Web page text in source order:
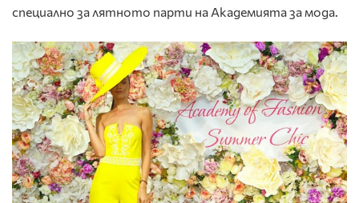
специално за лятното парти на Академията за мода.